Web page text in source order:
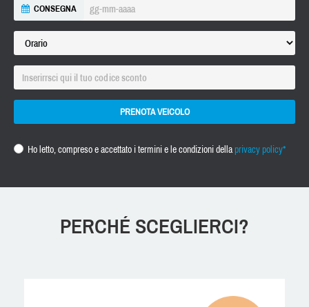
CONSEGNA
PRENOTA VEICOLO
Ho letto, compreso e accettato i termini e le condizioni dellaprivacy policy*
PERCHÉ SCEGLIERCI?